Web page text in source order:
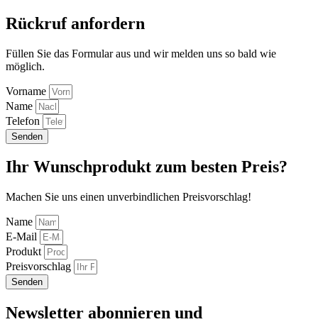
Rückruf anfordern
Füllen Sie das Formular aus und wir melden uns so bald wie
möglich.
Vorname
Name
Telefon
Senden
Ihr Wunschprodukt zum besten Preis?
Machen Sie uns einen unverbindlichen Preisvorschlag!
Name
E-Mail
Produkt
Preisvorschlag
Senden
Newsletter abonnieren und